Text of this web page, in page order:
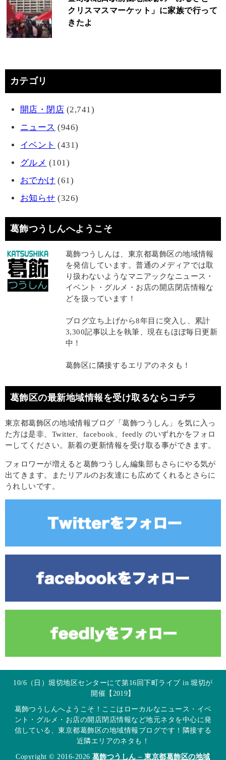
クリスマスマーケット」に家族で行って
きたよ
カテゴリ
開店・閉店 (2,741)
ニュース (946)
イベント (431)
グルメ (101)
おでかけ (61)
お知らせ (326)
葛飾つうしんへようこそ
葛飾つうしんは、東京都葛飾区の地域情報
を発信しています。普通のメディアでは取
り扱わないようなマニアックなニュース・
イベント・グルメ・お店の開店閉店情報な
どを扱っています！
ブログ立ち上げから8年目に突入し、累計
3,300記事以上を執筆、現在もほぼ毎日更新
中！
葛飾区に隣接するエリアのネタも！
葛飾区の最新地域情報を受け取るならコチラ
東京都葛飾区の地域情報ブログ「葛飾つうしん」を気に入っ
た方は是非、Twitter、facebook、feedly のいずれかをフォロ
ーしてください。新着の更新情報を受け取る事ができます。
フォロワーが増えると葛飾つうしん編集部もさらにやる気が
出てきます。またリアルのお友達にも広めてくれるとさらに
うれしいです。
10/6（日）堀切地区センターにて第16回下町ライブ in 堀切が
開催【2019】
葛飾つうしんへようこそ！ここはローカルなニュース・イベ
ント・グルメ・お店の開店閉店情報など地元ネタを中心に発
信している、東京都葛飾区の地域情報ブログです！隣接する
近隣エリアのネタも！
Copyright © 2016-2026 葛飾つうしん – 東京都葛飾区の地域